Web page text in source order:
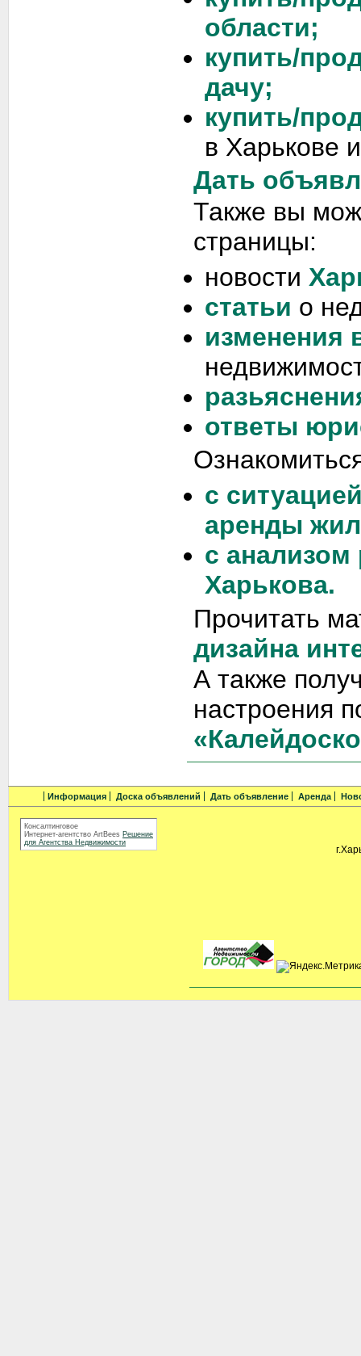
области;
купить/
дачу;
купить/
в Харькове
Дать
Также вы
страницы:
новости
статьи о
изменения
ответы
с
аренды
с
Харькова.
Прочитать
дизайна
А также
настроения
Информация Доска объявлений Дать объявление Аренда
Консалтинговое
Интернет-агентство ArtBees Решение
для Агентства Недвижимости